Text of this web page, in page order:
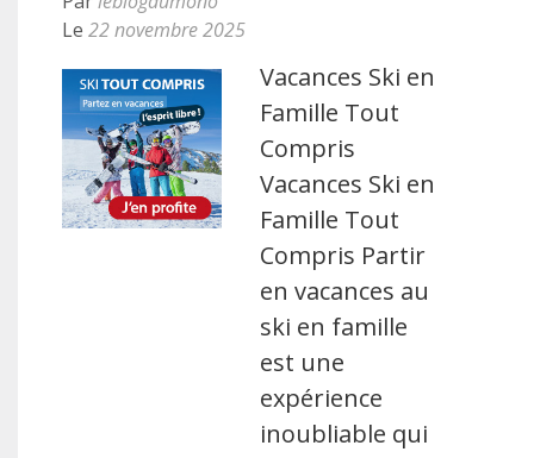
Le 22 novembre 2025
Vacances Ski en
Famille Tout
Compris
Vacances Ski en
Famille Tout
Compris Partir
en vacances au
ski en famille
est une
expérience
inoubliable qui